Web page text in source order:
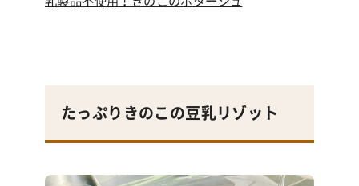
たっぷりきのこの豆乳リゾット